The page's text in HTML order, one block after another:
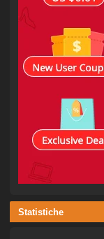
Statistiche